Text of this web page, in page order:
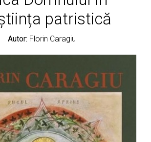
patristică
Autor: Florin Caragiu